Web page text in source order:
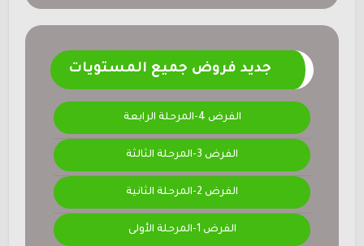
جديد فروض جميع المستويات
الفرض 4-المرحلة الرابعة
الفرض 3-المرحلة الثالثة
الفرض 2-المرحلة الثانية
الفرض 1-المرحلة الأولى